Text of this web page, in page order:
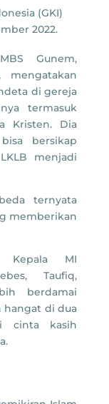
(GKI)
2022.
Gunem,
mengatakan
di gereja
termasuk
Kristen. Dia
bersikap
menjadi
ternyata
memberikan
Kepala MI
Taufiq,
berdamai
hangat di dua
cinta kasih